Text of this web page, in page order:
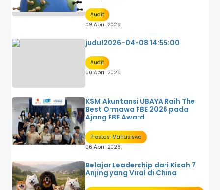
Audit
09 April 2026
judul2026-04-08 14:55:00
Audit
08 April 2026
KSM Akuntansi UBAYA Raih The
Best Ormawa FBE 2026 pada
Ajang FBE Award
Prestasi Mahasiswa
06 April 2026
Belajar Leadership dari Kisah 7
Anjing yang Viral di China